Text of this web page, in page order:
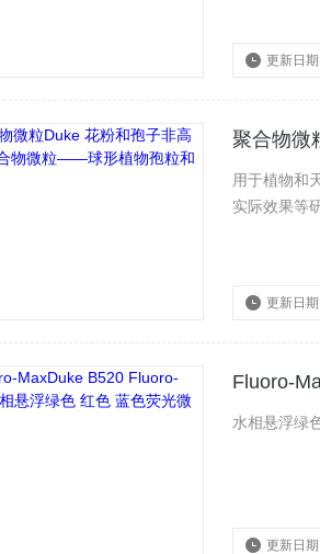
更新日
聚合物微
用于植物和
实际效果等
更新日
Fluoro-
水相悬浮绿
更新日